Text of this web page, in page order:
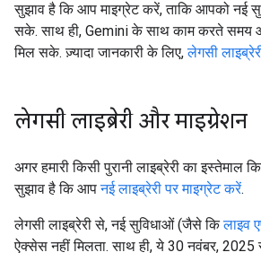
सुझाव है कि आप माइग्रेट करें, ताकि आपको नई
सके. साथ ही, Gemini के साथ काम करते समय
मिल सके. ज़्यादा जानकारी के लिए,लेगसी
लेगसी लाइब्रेरी और माइग्रेशन
अगर हमारी किसी पुरानी लाइब्रेरी का इस्तेमाल
सुझाव है कि आपनई लाइब्रेरी पर माइग्रेट करें.
लेगसी लाइब्रेरी से, नई सुविधाओं (जैसे किलाइव
ऐक्सेस नहीं मिलता. साथ ही, ये 30 नवंबर, 2025